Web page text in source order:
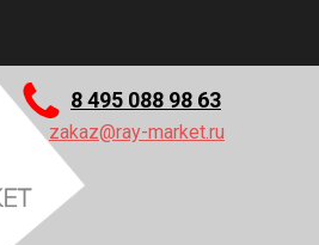
8 495 088 98 63
zakaz@ray-market.ru